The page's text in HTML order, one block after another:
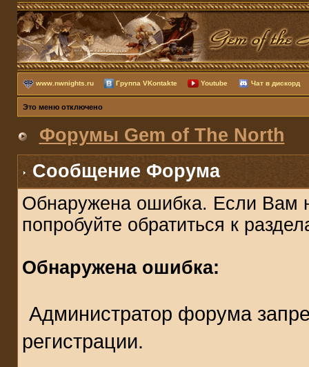
www.nwnights.ru Группа VKontakte Youtube Чат в дискорд
Это меню отключено
Форумы Gem of The North
Сообщение Форума
Обнаружена ошибка. Если Вам
попробуйте обратиться к
Обнаружена ошибка:
Администратор форума
регистрации.